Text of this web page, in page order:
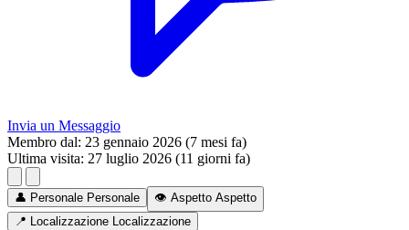
Invia un Messaggio
Membro dal: 23 gennaio 2026 (7 mesi fa)
Ultima visita: 27 luglio 2026 (11 giorni fa)
👤 Personale Personale 👁️ Aspetto Aspetto
📍 Localizzazione Localizzazione